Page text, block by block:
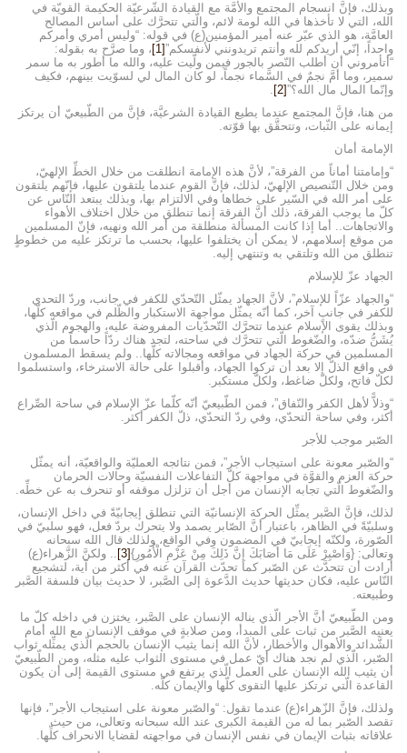
وبذلك، فإنَّ انسجام المجتمع والأمَّة مع القيادة الشّرعيّة الحكيمة القويّة في
الله، التي لا تأخذها في الله لومة لائم، والّتي تتحرَّك على أساس المصالح
العامَّة، هو الذي عبّر عنه أمير المؤمنين(ع) في قوله: “وليس أمري وأمركم
واحداً، إنّي أريدكم لله وأنتم تريدونني لأنفسكم”[1]
، وما صرَّح به بقوله:
“أتأمروني أن أطلب النّصر بالجور فيمن ولّيت عليه، والله ما أطور به ما سمر
سمير، وما أمَّ نجمٌ في السَّماء نجماً، لو كان المال لي لسوّيت بينهم، فكيف
وإنّما المال مال الله؟”[2]
.
من هنا، فإنَّ المجتمع عندما يطيع القيادة الشرعيَّة، فإنَّ من الطّبيعيّ أن يرتكز
إيمانه على الثّبات، وتتحقَّق بها قوّته.
الإمامة أمان
“وإمامتنا أماناً من الفرقة”، لأنَّ هذه الإمامة انطلقت من خلال الخطِّ الإلهيّ،
ومن خلال التّنصيص الإلهيّ، لذلك، فإنَّ القوم عندما يلتقون عليها، فإنّهم يلتقون
على أمر الله في السّير على خطاها وفي الالتزام بها، وبذلك يبتعد النّاس عن
كلّ ما يوجب الفرقة، ذلك أنَّ الفرقة إنما تنطلق من خلال اختلاف الأهواء
والاتجاهات.. أما إذا كانت المسألة منطلقة من أمر الله ونهيه، فإنّ المسلمين
من موقع إسلامهم، لا يمكن أن يختلفوا عليها، بحسب ما ترتكز عليه من خطوطٍ
تنطلق من الله وتلتقي به وتنتهي إليه.
الجهاد عزّ للإسلام
“والجهاد عزّاً للإسلام”، لأنَّ الجهاد يمثّل التّحدّي للكفر في جانب، وردّ التحدي
للكفر في جانبٍ آخر، كما أنّه يمثّل مواجهة الاستكبار والظّلم في مواقعه كلّها،
وبذلك يقوى الإسلام عندما تتحرَّك التّحدّيات المفروضة عليه، والهجوم الّذي
يُشَنُّ ضدّه، والضّغوط الّتي تتحرَّك في ساحته، لتجد هناك ردّاً حاسماً من
المسلمين في حركة الجهاد في مواقعه ومجالاته كلّها.. ولم يسقط المسلمون
في واقع الذلّ إلا بعد أن تركوا الجهاد، وأقبلوا على حالة الاسترخاء، واستسلموا
لكلّ فاتح، ولكلّ ضاغط، ولكلّ مستكبر.
“وذلاًّ لأهل الكفر والنّفاق”، فمن الطّبيعيّ أنّه كلّما عزّ الإسلام في ساحة الصِّراع
أكثر، وفي ساحة التحدّي، وفي ردّ التحدّي، ذلّ الكفر أكثر.
الصّبر موجب للأجر
“والصّبر معونة على استيجاب الأجر”، فمن نتائجه العمليّة والواقعيّة، أنه يمثّل
حركة العزم والقوَّة في مواجهة كلّ التفاعلات النفسيّة وحالات الحرمان
والضّغوط الّتي تجابه الإنسان من أجل أن تزلزل موقفه أو تنحرف به عن خطِّه.
لذلك، فإنَّ الصَّبر يمثِّل الحركة الإنسانيّة التي تنطلق إيجابيّةً في داخل الإنسان،
وسلبيّةً في الظاهر، باعتبار أنَّ الصّابر يصمد ولا يتحرك بردّ فعل، فهو سلبيّ في
الصّورة، ولكنّه إيجابيّ في المضمون وفي الواقع، ولذلك قال الله سبحانه
وتعالى: {وَاصْبِرْ عَلَى مَا أَصَابَكَ إِنَّ ذَلِكَ مِنْ عَزْمِ الْأُمُورِ}[3]
.. ولكنَّ الزَّهراء(ع)
أرادت أن تتحدَّث عن الصّبر كما تحدّث القرآن عنه في أكثر من آية، لتشجيع
النّاس عليه، فكان حديثها حديث الدَّعوة إلى الصَّبر، لا حديث بيان فلسفة الصَّبر
وطبيعته.
ومن الطّبيعيّ أنَّ الأجر الّذي يناله الإنسان على الصَّبر، يختزن في داخله كلّ ما
يعنيه الصَّبر من ثبات على المبدأ، ومن صلابةٍ في موقف الإنسان مع الله أمام
الشَّدائد والأهوال والأخطار، لأنَّ الله إنما يثيب الإنسان بالحجم الّذي يمثِّله ثواب
الصّبر، الّذي لم نجد هناك أيّ عمل في مستوى الثواب عليه مثله، ومن الطّبيعيّ
أن يثيب الله الإنسان على العمل الّذي يرتفع في مستوى القيمة إلى أن يكون
القاعدة الّتي ترتكز عليها التقوى كلّها والإيمان كلّه.
ولذلك، فإنَّ الزّهراء(ع) عندما تقول: “والصّبر معونة على استيجاب الأجر”، فإنها
تقصد الصّبر بما له من القيمة الكبرى عند الله سبحانه وتعالى، من حيث
علاقاته بثبات الإيمان في نفس الإنسان في مواجهته لقضايا الانحراف كلِّها.